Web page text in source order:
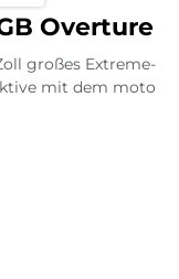
Overture
großes Extreme-
mit dem moto